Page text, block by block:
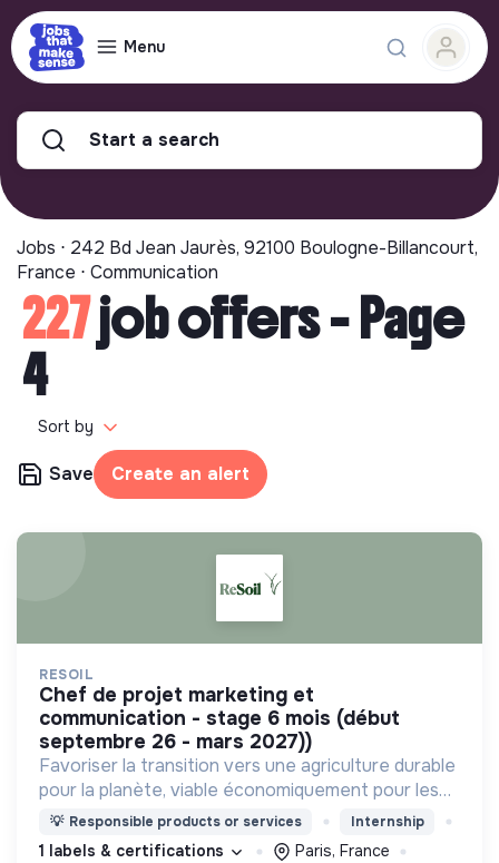
Menu
Start a search
Jobs ⋅ 242 Bd Jean Jaurès, 92100 Boulogne-Billancourt,
France ⋅ Communication
227job offers - Page
4
Sort by
Save Create an alert
RESOIL
chef de projet marketing et
communication - stage 6 mois (début
septembre 26 - mars 2027))
Favoriser la transition vers une agriculture durable
pour la planète, viable économiquement pour les
agriculteurs, comprise par tous et impliquant
activement l’ensemble des parties prenantes
💡 Responsible products or services Internship
1 labels & certifications
Paris, France